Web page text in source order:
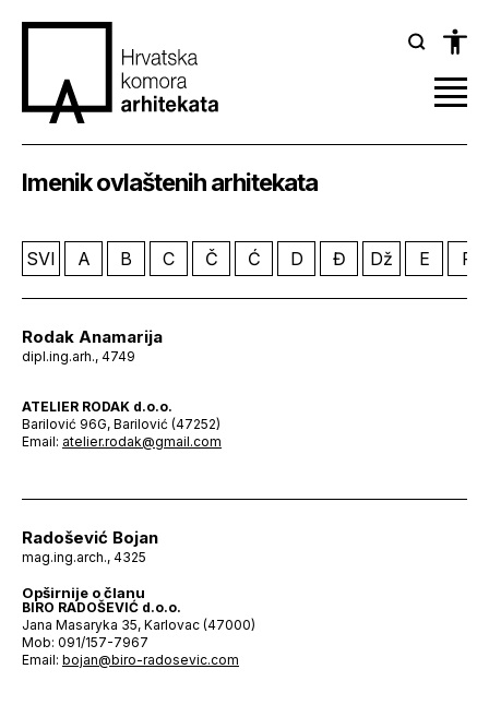
Imenik ovlaštenih arhitekata
SVI A B C Č Ć D Đ Dž E F
Rodak Anamarija
dipl.ing.arh., 4749
ATELIER RODAK d.o.o.
Barilović 96G, Barilović (47252)
Email: atelier.rodak@gmail.com
Radošević Bojan
mag.ing.arch., 4325
Opširnije o članu
BIRO RADOŠEVIĆ d.o.o.
Jana Masaryka 35, Karlovac (47000)
Mob: 091/157-7967
Email: bojan@biro-radosevic.com